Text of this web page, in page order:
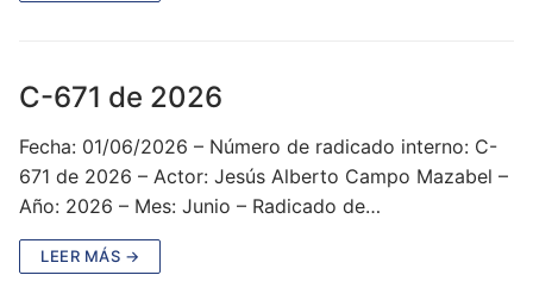
C-671 de 2026
Fecha: 01/06/2026 – Número de radicado interno: C-
671 de 2026 – Actor: Jesús Alberto Campo Mazabel –
Año: 2026 – Mes: Junio – Radicado de…
LEER MÁS →